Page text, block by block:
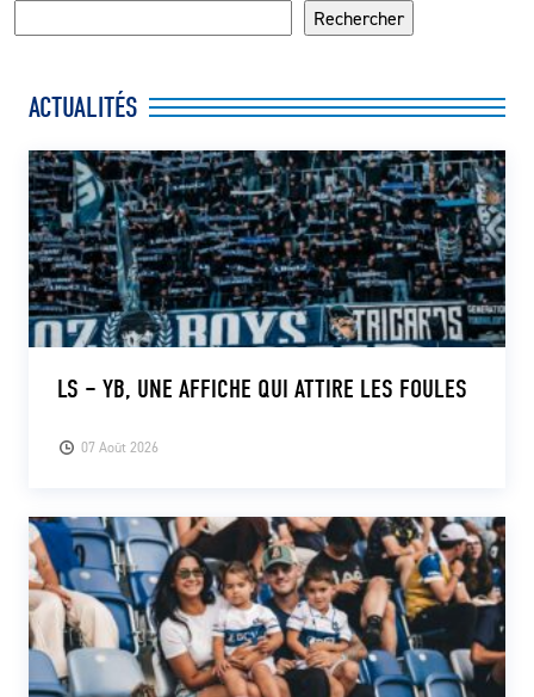
Rechercher
ACTUALITÉS
07 Août 2026
LS – YB, UNE AFFICHE QUI ATTIRE LES FOULES